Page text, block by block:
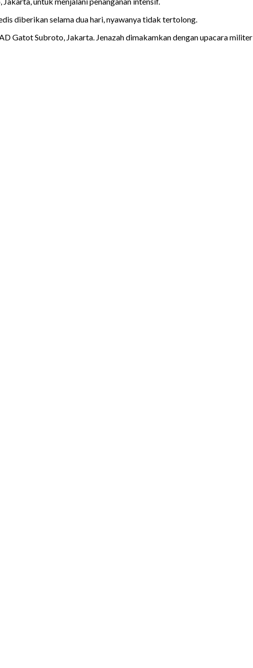
diberikan selama dua hari, nyawanya tidak tertolong.
Gatot Subroto, Jakarta. Jenazah dimakamkan dengan upacara